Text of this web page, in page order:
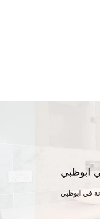
ابوظبي
في ابوظبي